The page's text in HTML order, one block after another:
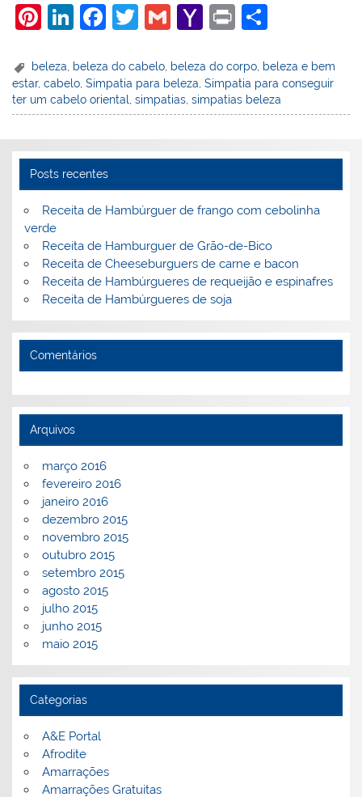
Pi
er
e
st
Li
k
e
dI
F
c
e
b
o
k
T
itt
er
G
ai
l
Y
h
o
o
l
Pr
t
ar
e
beleza beleza do cabelo beleza do corpo beleza e bem
estar,cabelo ,Simpatia para beleza ,Simpatia para conseguir
ter um cabelo oriental ,simpatias ,simpatias beleza
Posts recentes
Receita de Hambúrguer de frango com cebolinha
verde
Receita de Hamburguer de Grão-de-Bico
Receita de Cheeseburguers de carne e bacon
Receita de Hambúrgueres de requeijão e espinafres
Receita de Hambúrgueres de soja
Comentários
Arquivos
março 2016
fevereiro 2016
janeiro 2016
dezembro 2015
novembro 2015
outubro 2015
setembro 2015
agosto 2015
julho 2015
junho 2015
maio 2015
Categorias
A&E Portal
Afrodite
Amarrações
Amarrações Gratuitas